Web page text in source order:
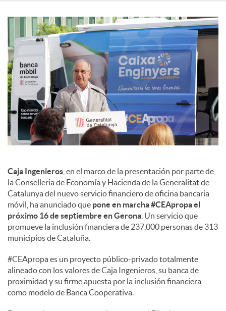
a
l
e
s
Caja Ingenieros , en el marco de la presentación por parte de
la Conselleria de Economía y Hacienda de la Generalitat de
Catalunya del nuevo servicio financiero de oficina bancaria
móvil, ha anunciado que pone en marcha #CEApropa el
próximo 16 de septiembre en Gerona . Un servicio que
promueve la inclusión financiera de 237.000 personas de 313
municipios de Cataluña.
#CEApropa es un proyecto público-privado totalmente
alineado con los valores de Caja Ingenieros, su banca de
proximidad y su firme apuesta por la inclusión financiera
como modelo de Banca Cooperativa.